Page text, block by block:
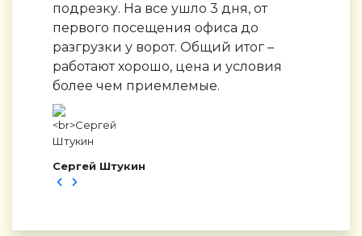
подрезку. На все ушло 3 дня, от
первого посещения офиса до
разгрузки у ворот. Общий итог –
работают хорошо, цена и условия
более чем приемлемые.
Сергей Штукин